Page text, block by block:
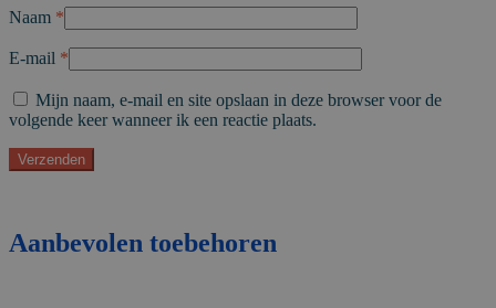
Naam *
E-mail *
Mijn naam, e-mail en site opslaan in deze browser voor de
volgende keer wanneer ik een reactie plaats.
Aanbevolen toebehoren